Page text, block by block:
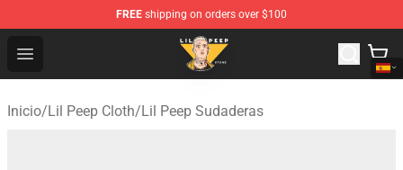
FREE shipping on orders over $100
Open menu
Lil Peep Store - Official Lil Peep Merchandise Shop
Inicio/Lil Peep Cloth/Lil Peep Sudaderas